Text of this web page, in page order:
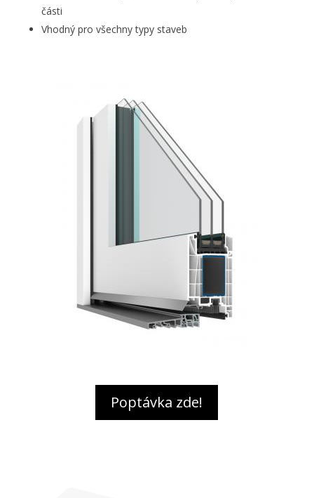
části
Vhodný pro všechny typy staveb
Poptávka zde!